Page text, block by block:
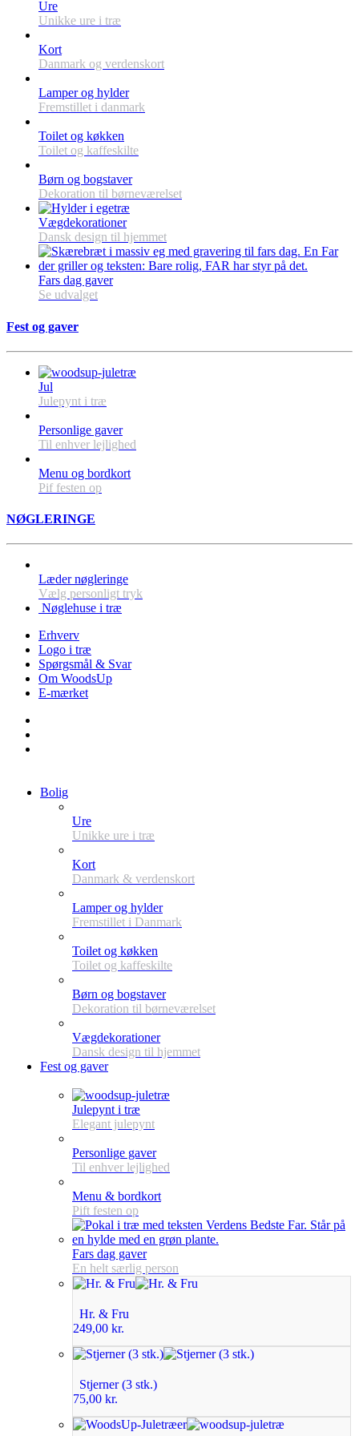
Ure
Unikke ure i træ
Kort
Danmark og verdenskort
Lamper og hylder
Fremstillet i danmark
Toilet og køkken
Toilet og kaffeskilte
Børn og bogstaver
Dekoration til børneværelset
Vægdekorationer
Dansk design til hjemmet
Fars dag gaver
Se udvalget
Fest og gaver
Jul
Julepynt i træ
Personlige gaver
Til enhver lejlighed
Menu og bordkort
Pif festen op
NØGLERINGE
Læder nøgleringe
Vælg personligt tryk
Nøglehuse i træ
Erhverv
Logo i træ
Spørgsmål & Svar
Om WoodsUp
E-mærket
Bolig
Ure
Unikke ure i træ
Kort
Danmark & verdenskort
Lamper og hylder
Fremstillet i Danmark
Toilet og køkken
Toilet og kaffeskilte
Børn og bogstaver
Dekoration til børneværelset
Vægdekorationer
Dansk design til hjemmet
Fest og gaver
Julepynt i træ
Elegant julepynt
Personlige gaver
Til enhver lejlighed
Menu & bordkort
Pift festen op
Fars dag gaver
En helt særlig person
Hr. & Fru
249,00 kr.
Stjerner (3 stk.)
75,00 kr.